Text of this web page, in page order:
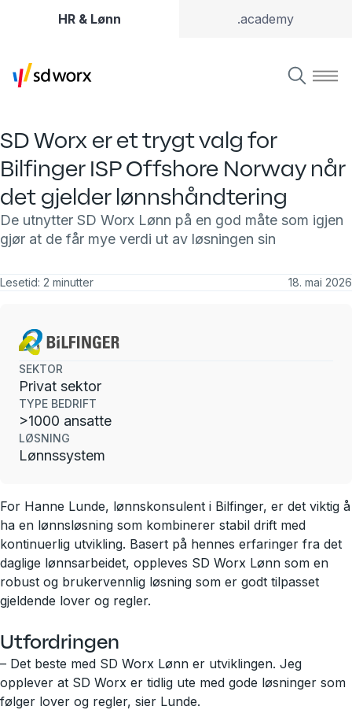
HR & Lønn .academy
SD Worx er et trygt valg for
Bilfinger ISP Offshore Norway når
det gjelder lønnshåndtering
De utnytter SD Worx Lønn på en god måte som igjen
gjør at de får mye verdi ut av løsningen sin
Lesetid: 2 minutter 18. mai 2026
SEKTOR
Privat sektor
TYPE BEDRIFT
>1000 ansatte
LØSNING
Lønnssystem
For Hanne Lunde, lønnskonsulent i Bilfinger, er det viktig å
ha en lønnsløsning som kombinerer stabil drift med
kontinuerlig utvikling. Basert på hennes erfaringer fra det
daglige lønnsarbeidet, oppleves SD Worx Lønn som en
robust og brukervennlig løsning som er godt tilpasset
gjeldende lover og regler.
Utfordringen
– Det beste med SD Worx Lønn er utviklingen. Jeg
opplever at SD Worx er tidlig ute med gode løsninger som
følger lover og regler, sier Lunde.